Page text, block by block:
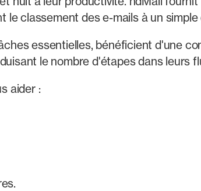
classement des e-mails à un simple
essentielles, bénéficient d'une
le nombre d'étapes dans leurs
aider :